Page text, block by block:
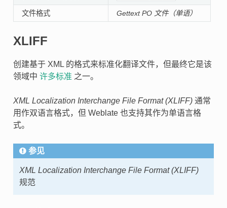
文件格式 Gettext PO 文件（单语）
XLIFF
创建基于 XML 的格式来标准化翻译文件，但最终它是该
领域中 许多标准 之一。
XML Localization Interchange File Format (XLIFF)通常
用作双语言格式，但 Weblate 也支持其作为单语言格
式。
参见
XML Localization Interchange File Format (XLIFF)
规范